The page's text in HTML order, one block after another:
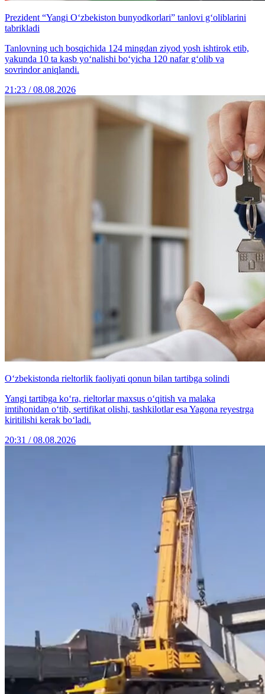
Prezident “Yangi O‘zbekiston bunyodkorlari” tanlovi g‘oliblarini
tabrikladi
Tanlovning uch bosqichida 124 mingdan ziyod yosh ishtirok etib,
yakunda 10 ta kasb yo‘nalishi bo‘yicha 120 nafar g‘olib va
sovrindor aniqlandi.
21:23 / 08.08.2026
O‘zbekistonda rieltorlik faoliyati qonun bilan tartibga solindi
Yangi tartibga ko‘ra, rieltorlar maxsus o‘qitish va malaka
imtihonidan o‘tib, sertifikat olishi, tashkilotlar esa Yagona reyestrga
kiritilishi kerak bo‘ladi.
20:31 / 08.08.2026